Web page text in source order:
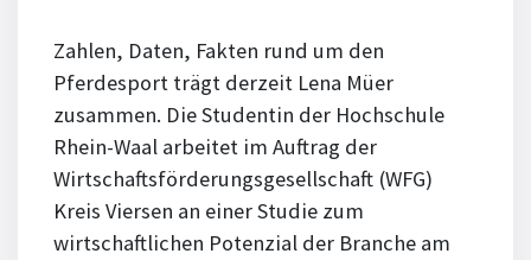
Zahlen, Daten, Fakten rund um den
Pferdesport trägt derzeit Lena Müer
zusammen. Die Studentin der Hochschule
Rhein-Waal arbeitet im Auftrag der
Wirtschaftsförderungsgesellschaft (WFG)
Kreis Viersen an einer Studie zum
wirtschaftlichen Potenzial der Branche am